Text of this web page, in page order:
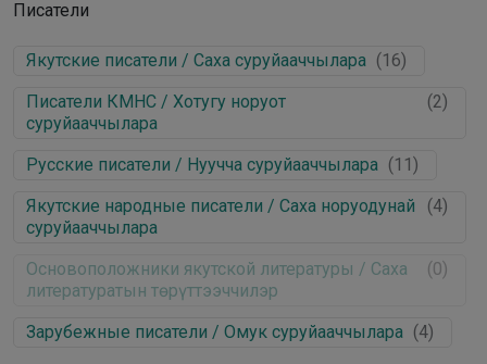
Писатели
Якутские писатели / Саха суруйааччылара (16)
Писатели КМНС / Хотугу норуот
суруйааччылара
(2)
Русские писатели / Нуучча суруйааччылара (11 )
Якутские народные писатели / Саха норуодунай
суруйааччылара
(4)
Основоположники якутской литературы / Саха
литературатын төрүттээччилэр
(0)
Зарубежные писатели / Омук суруйааччылара (4)